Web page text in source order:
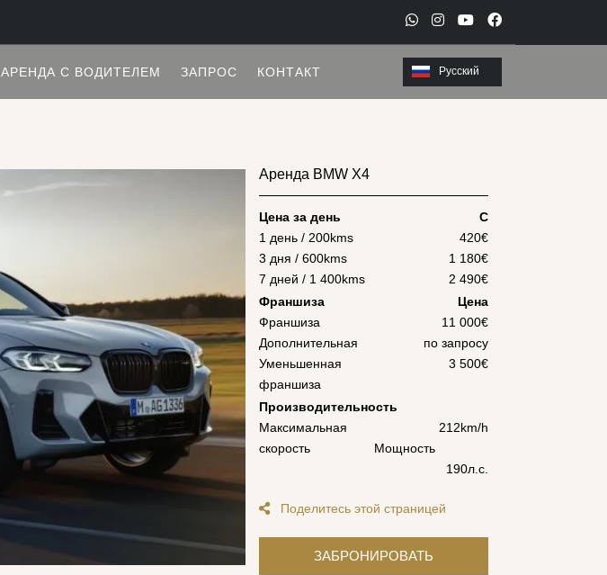
h
n
o
a
АРЕНДА С ВОДИТЕЛЕМ ЗАПРОС КОНТАКТ Русский
Аренда BMW X4
Цена за день
С
1 день / 200kms
420€
3 дня / 600kms
1 180€
7 дней / 1 400kms
2 490€
Франшиза
Цена
Франшиза
11 000€
Дополнительная
по запросу
Уменьшенная
франшиза
3 500€
Производительность
Максимальная
скорость
212km/h
Мощность
190л.с.
Поделитесь этой страницей